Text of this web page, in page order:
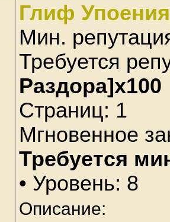
Глиф Упоения
Мин.
Требуется
Раздора]x100
Страниц: 1
Мгновенное
Требуется
• Уровень: 8
Описание: